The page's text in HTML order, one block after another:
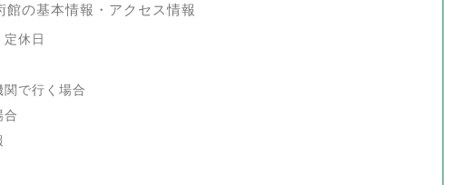
館の基本情報・アクセス情報
休日
関で行く場合
合